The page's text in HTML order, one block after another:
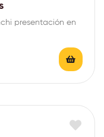
presentación en